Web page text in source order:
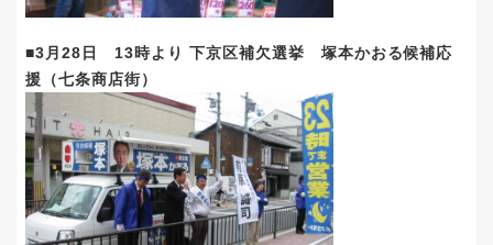
■3月28日 13時より 下京区補欠選挙 塚本かおる候補応
援（七条商店街）